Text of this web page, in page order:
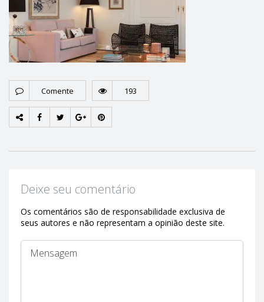
Comente 193
Deixe seu comentário
Os comentários são de responsabilidade exclusiva de
seus autores e não representam a opinião deste site.